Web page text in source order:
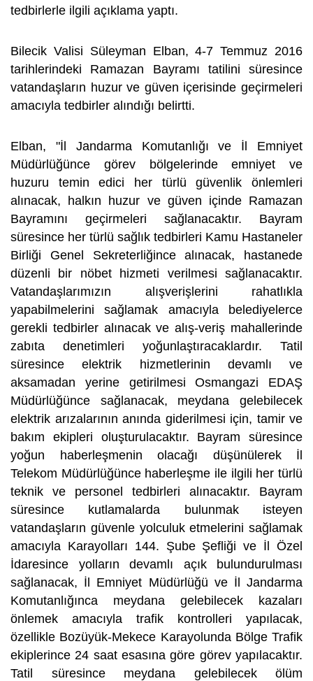
tedbirlerle ilgili açıklama yaptı.
Bilecik Valisi Süleyman Elban, 4-7 Temmuz 2016
tarihlerindeki Ramazan Bayramı tatilini süresince
vatandaşların huzur ve güven içerisinde geçirmeleri
amacıyla tedbirler alındığı belirtti.
Elban, "İl Jandarma Komutanlığı ve İl Emniyet
Müdürlüğünce görev bölgelerinde emniyet ve
huzuru temin edici her türlü güvenlik önlemleri
alınacak, halkın huzur ve güven içinde Ramazan
Bayramını geçirmeleri sağlanacaktır. Bayram
süresince her türlü sağlık tedbirleri Kamu Hastaneler
Birliği Genel Sekreterliğince alınacak, hastanede
düzenli bir nöbet hizmeti verilmesi sağlanacaktır.
Vatandaşlarımızın alışverişlerini rahatlıkla
yapabilmelerini sağlamak amacıyla belediyelerce
gerekli tedbirler alınacak ve alış-veriş mahallerinde
zabıta denetimleri yoğunlaştıracaklardır. Tatil
süresince elektrik hizmetlerinin devamlı ve
aksamadan yerine getirilmesi Osmangazi EDAŞ
Müdürlüğünce sağlanacak, meydana gelebilecek
elektrik arızalarının anında giderilmesi için, tamir ve
bakım ekipleri oluşturulacaktır. Bayram süresince
yoğun haberleşmenin olacağı düşünülerek İl
Telekom Müdürlüğünce haberleşme ile ilgili her türlü
teknik ve personel tedbirleri alınacaktır. Bayram
süresince kutlamalarda bulunmak isteyen
vatandaşların güvenle yolculuk etmelerini sağlamak
amacıyla Karayolları 144. Şube Şefliği ve İl Özel
İdaresince yolların devamlı açık bulundurulması
sağlanacak, İl Emniyet Müdürlüğü ve İl Jandarma
Komutanlığınca meydana gelebilecek kazaları
önlemek amacıyla trafik kontrolleri yapılacak,
özellikle Bozüyük-Mekece Karayolunda Bölge Trafik
ekiplerince 24 saat esasına göre görev yapılacaktır.
Tatil süresince meydana gelebilecek ölüm